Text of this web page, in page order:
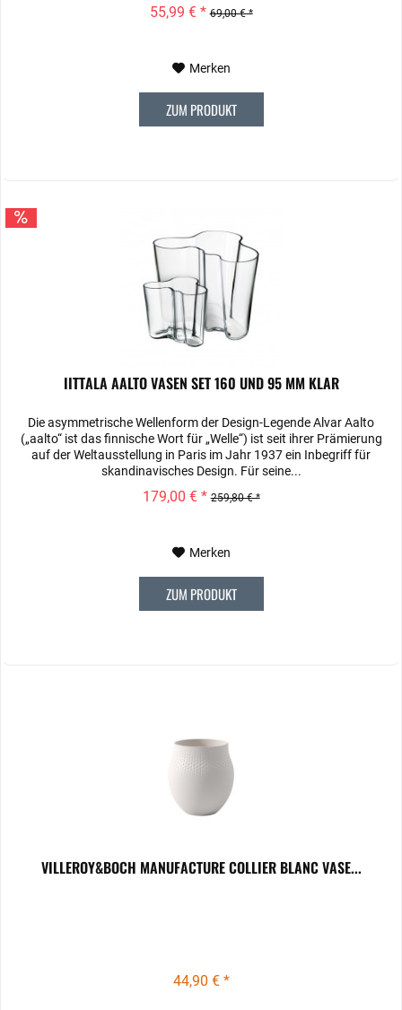
55,99 € * 69,00 € *
Merken
ZUM PRODUKT
IITTALA AALTO VASEN SET 160 UND 95 MM KLAR
Die asymmetrische Wellenform der Design-Legende Alvar Aalto
(„aalto“ ist das finnische Wort für „Welle“) ist seit ihrer Prämierung
auf der Weltausstellung in Paris im Jahr 1937 ein Inbegriff für
skandinavisches Design. Für seine...
179,00 € * 259,80 € *
Merken
ZUM PRODUKT
VILLEROY&BOCH MANUFACTURE COLLIER BLANC VASE...
44,90 € *